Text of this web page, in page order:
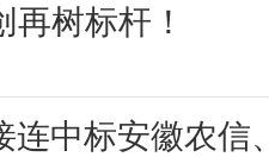
再树标杆！
连中标安徽农信